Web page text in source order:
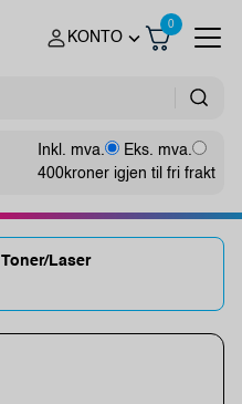
KONTO
0
Inkl. mva.
Eks. mva.
400kroner igjen til fri frakt
Toner/Laser